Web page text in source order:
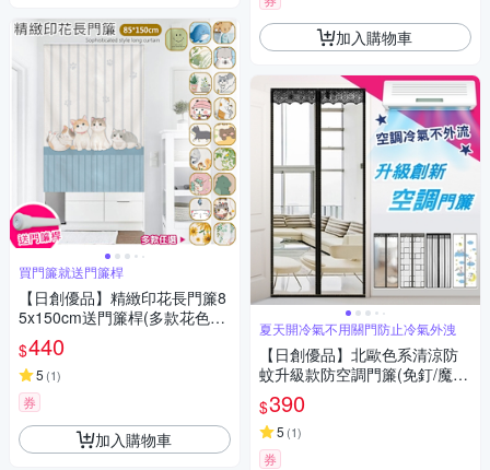
買門簾就送門簾桿
【日創優品】精緻印花長門簾8
5x150cm送門簾桿(多款花色門
簾選擇/風水簾/長門簾)
$440
5 (1)
券
加入購物車
加入購物車
夏天開冷氣不用關門防止冷氣外洩
【日創優品】北歐色系清涼防
蚊升級款防空調門簾(免釘/魔術
貼/防空調新款門簾/防蚊蟲/冷氣
不外漏門簾)
$390
5 (1)
券